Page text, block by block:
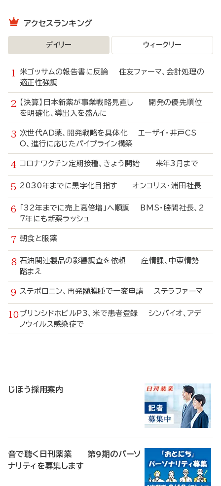
アクセスランキング
デイリー ウィークリー
米ゴッサムの報告書に反論 住友ファーマ、会計処理の
適正性強調
【決算】日本新薬が事業戦略見直し 開発の優先順位
を明確化、導出入を盛んに
次世代AD薬、開発戦略を具体化 エーザイ・井戸CS
O、進行に応じたパイプライン構築
コロナワクチン定期接種、きょう開始 来年3月まで
2030年までに黒字化目指す オンコリス・浦田社長
「32年までに売上高倍増」へ順調 BMS・勝間社長、2
7年にも新薬ラッシュ
朝食と服薬
石油関連製品の影響調査を依頼 産情課、中東情勢
踏まえ
ステボロニン、再発髄膜腫で一変申請 ステラファーマ
ブリンシドホビルP3、米で患者登録 シンバイオ、アデ
ノウイルス感染症で
じほう採用案内
音で聴く日刊薬業 第9期のパーソ
ナリティを募集します